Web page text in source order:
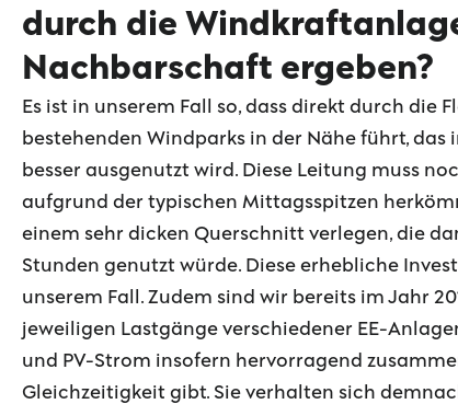
durch die
Nachbarschaft ergeben?
Es ist in unserem Fall so, dass direkt durch die
bestehenden Windparks in der Nähe führt,
besser ausgenutzt wird. Diese Leitung muss
aufgrund der typischen Mittagsspitzen
einem sehr dicken Querschnitt verlegen, die
Stunden genutzt würde. Diese erhebliche
unserem Fall. Zudem sind wir bereits im Jahr
jeweiligen Lastgänge verschiedener EE-
und PV-Strom insofern hervorragend
Gleichzeitigkeit gibt. Sie verhalten sich